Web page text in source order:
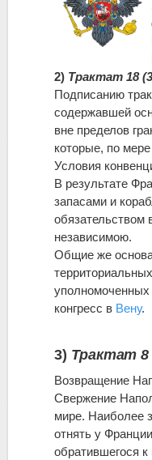
2) Трактат 18
Подписанию
содержавшей
вне пределов
которые, по
Условия
В результате
запасами и
обязательством
независимою.
Общие же
уполномоченных
конгресс в Вену.
3) Трактат 8
Возвращение
Свержение
мире. Наиболее
отнять у
обратившегося